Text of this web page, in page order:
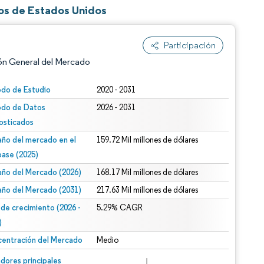
de Estados Unidos
Participación
General del Mercado
de Estudio 2020 - 2031
de Datos
2026 - 2031
del mercado en el
(2025)
159.72 Mil millones de dólares
del Mercado (2026) 168.17 Mil millones de dólares
del Mercado (2031) 217.63 Mil millones de dólares
de crecimiento (2026 -
5.29% CAGR
del Mercado Medio
principales
© Mordor Intelligence. El uso requiere atribución según CC BY 4.0.
CC BY 4.0.